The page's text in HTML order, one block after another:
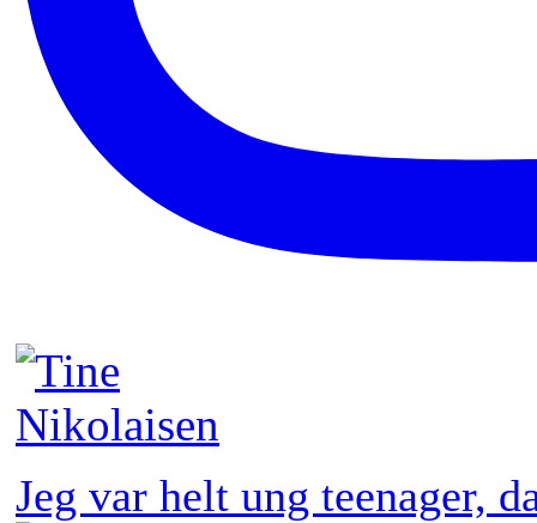
Jeg var helt ung teenager,